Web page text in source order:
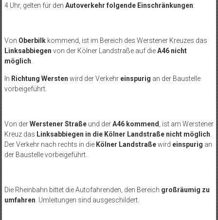
4 Uhr, gelten für den Autoverkehr folgende Einschränkungen:
Von Oberbilkkommend, ist im Bereich des Werstener Kreuzes das
Linksabbiegen von der Kölner Landstraße auf dieA46 nicht
möglich
In Richtung Wersten wird der Verkehr einspurig an der Baustelle
vorbeigeführt.
Von derWerstener Straßeund derA46 kommend
, ist am Werstener
Kreuz das Linksabbiegen in die Kölner Landstraße nicht möglich
Der Verkehr nach rechts in die Kölner Landstraßewird einspurig an
der Baustelle vorbeigeführt.
Die Rheinbahn bittet die Autofahrenden, den Bereich großräumig zu
umfahren . Umleitungen sind ausgeschildert.